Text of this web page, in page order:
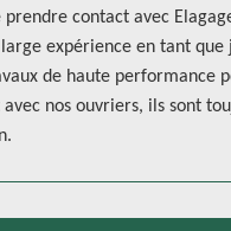
prendre contact avec
large expérience en tant
de haute performance
nos ouvriers, ils sont